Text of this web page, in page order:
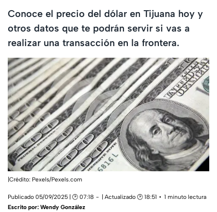
Conoce el precio del dólar en Tijuana hoy y
otros datos que te podrán servir si vas a
realizar una transacción en la frontera.
|Crédito: Pexels/Pexels.com
Publicado 05/09/2025 | 🕑 07:18 | Actualizado 🕑 18:51
1 minuto lectura
Escrito por: Wendy González